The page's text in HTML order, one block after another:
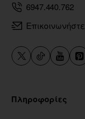
6947.440.762
Πληροφορίες